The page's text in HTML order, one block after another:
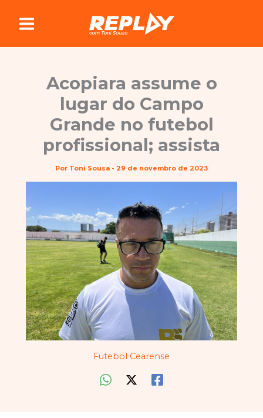
conteúdo
Acopiara assume o
lugar do Campo
Grande no futebol
profissional; assista
Por Toni Sousa - 29 de novembro de 2023
Futebol Cearense